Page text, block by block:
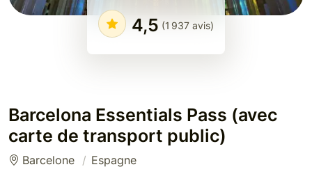
4,5 (1 937 avis)
Barcelona Essentials Pass (avec
carte de transport public)
Barcelone Espagne